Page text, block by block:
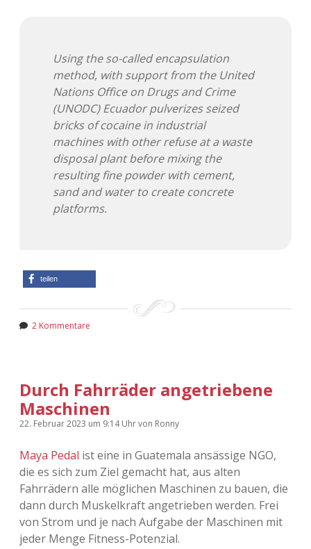
Using the so-called encapsulation
method, with support from the United
Nations Office on Drugs and Crime
(UNODC) Ecuador pulverizes seized
bricks of cocaine in industrial
machines with other refuse at a waste
disposal plant before mixing the
resulting fine powder with cement,
sand and water to create concrete
platforms.
teilen
2 Kommentare
Durch Fahrräder angetriebene
Maschinen
22. Februar 2023 um 9:14 Uhrvon Ronny
Maya Pedal ist eine in Guatemala ansässige NGO,
die es sich zum Ziel gemacht hat, aus alten
Fahrrädern alle möglichen Maschinen zu bauen, die
dann durch Muskelkraft angetrieben werden. Frei
von Strom und je nach Aufgabe der Maschinen mit
jeder Menge Fitness-Potenzial.